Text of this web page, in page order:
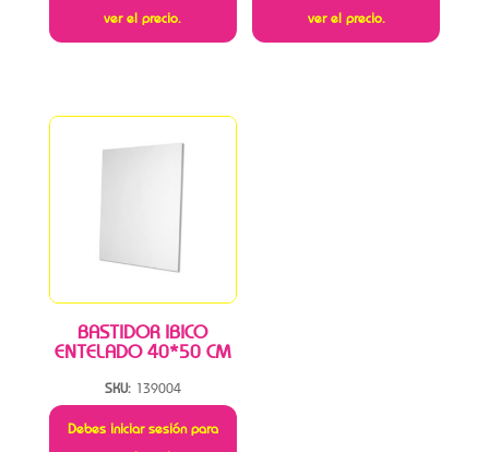
ver el precio.
ver el precio.
BASTIDOR IBICO
ENTELADO 40*50 CM
SKU: 139004
Debes iniciar sesión para